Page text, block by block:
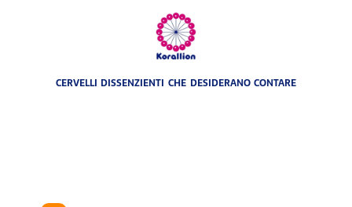
CERVELLI DISSENZIENTI CHE DESIDERANO CONTARE